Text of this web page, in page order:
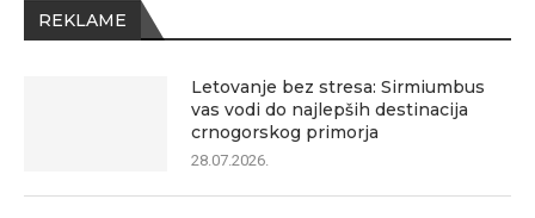
REKLAME
Letovanje bez stresa: Sirmiumbus
vas vodi do najlepših destinacija
crnogorskog primorja
28.07.2026.